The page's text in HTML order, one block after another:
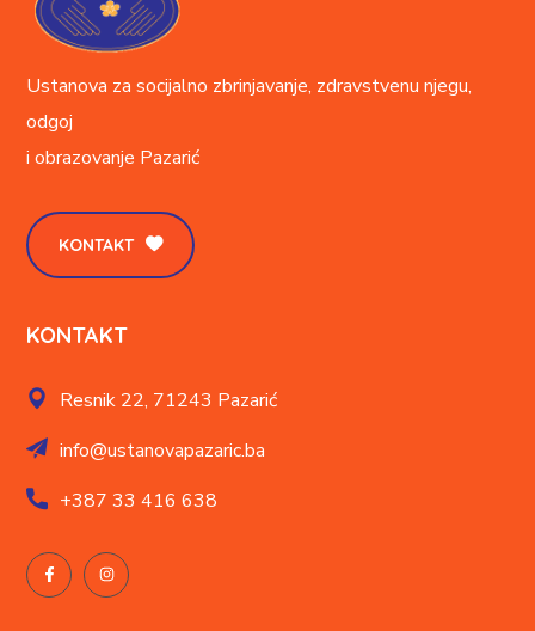
Ustanova za socijalno zbrinjavanje, zdravstvenu njegu,
odgoj
i obrazovanje Pazarić
KONTAKT
KONTAKT
Resnik 22, 71243 Pazarić
info@ustanovapazaric.ba
+38733 416 638